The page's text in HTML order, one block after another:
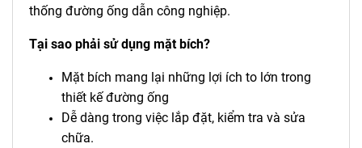
thống đường ống dẫn công nghiệp.
Tại sao phải sử dụng mặt bích?
Mặt bích mang lại những lợi ích to lớn trong
thiết kế đường ống
Dễ dàng trong việc lắp đặt, kiểm tra và sửa
chữa.